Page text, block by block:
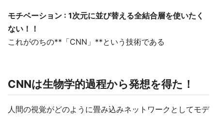
モチベーション : 1次元に並び替える全結合層を使いたく
ない！！
これがのちの**「CNN」**という技術である
CNNは生物学的過程から発想を得た！
人間の視覚がどのように畳み込みネットワークとしてモデ